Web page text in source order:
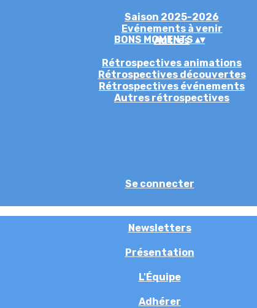
Saison 2025-2026
Evénements à venir
Autres
BONS MOMENTS ▴▾
Rétrospectives animations
Rétrospectives découvertes
Rétrospectives événements
Autres rétrospectives
Se connecter
Newsletters
Présentation
L'Équipe
Adhérer